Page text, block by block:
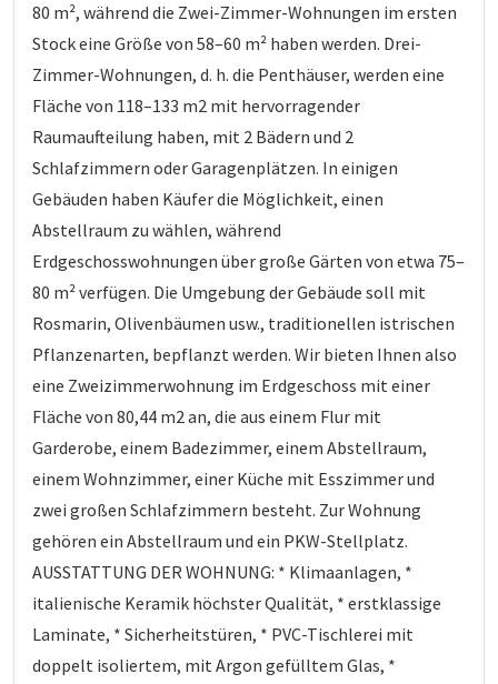
80 m², während die Zwei-Zimmer-Wohnungen im ersten
Stock eine Größe von 58–60 m² haben werden. Drei-
Zimmer-Wohnungen, d. h. die Penthäuser, werden eine
Fläche von 118–133 m2 mit hervorragender
Raumaufteilung haben, mit 2 Bädern und 2
Schlafzimmern oder Garagenplätzen. In einigen
Gebäuden haben Käufer die Möglichkeit, einen
Abstellraum zu wählen, während
Erdgeschosswohnungen über große Gärten von etwa 75–
80 m² verfügen. Die Umgebung der Gebäude soll mit
Rosmarin, Olivenbäumen usw., traditionellen istrischen
Pflanzenarten, bepflanzt werden. Wir bieten Ihnen also
eine Zweizimmerwohnung im Erdgeschoss mit einer
Fläche von 80,44 m2 an, die aus einem Flur mit
Garderobe, einem Badezimmer, einem Abstellraum,
einem Wohnzimmer, einer Küche mit Esszimmer und
zwei großen Schlafzimmern besteht. Zur Wohnung
gehören ein Abstellraum und ein PKW-Stellplatz.
AUSSTATTUNG DER WOHNUNG: * Klimaanlagen, *
italienische Keramik höchster Qualität, * erstklassige
Laminate, * Sicherheitstüren, * PVC-Tischlerei mit
doppelt isoliertem, mit Argon gefülltem Glas, *